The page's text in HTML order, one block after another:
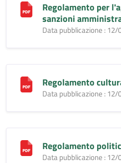
Regolamento per
sanzioni
Data pubblicazione : 12/
Regolamento
Data pubblicazione :
Regolamento
Data pubblicazione :